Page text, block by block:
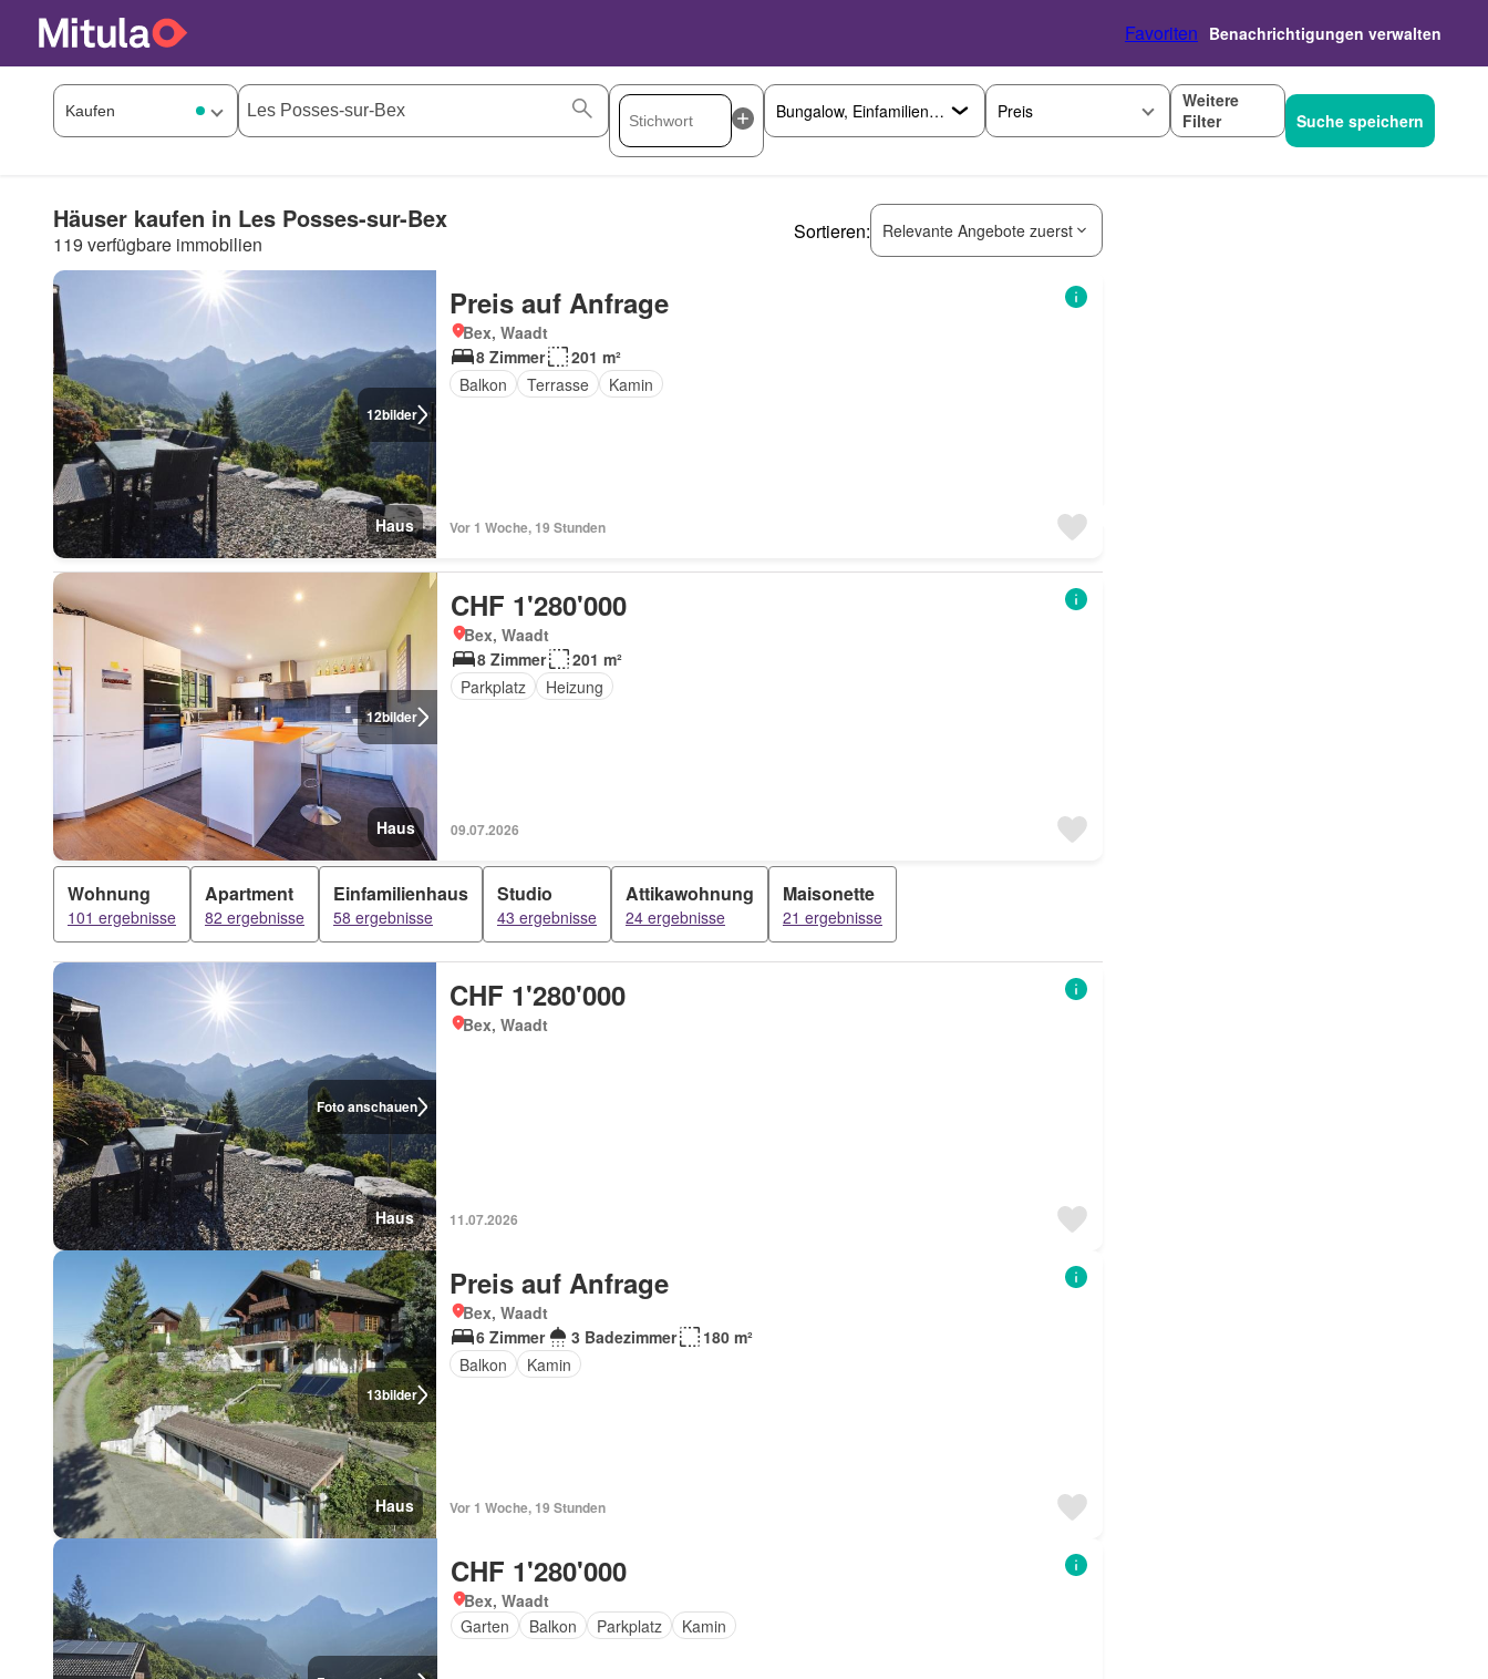
Favoriten Benachrichtigungen verwalten
Preis
Weitere
Filter
Suche speichern
Häuser kaufen in Les Posses-sur-Bex
119 verfügbare immobilien
Sortieren: Relevante Angebote zuerst
12bilder
Haus
Preis auf Anfrage
Bex, Waadt
8 Zimmer
201 m²
Balkon
Terrasse Kamin
Vor 1 Woche, 19 Stunden
12bilder
Haus
CHF 1'280'000
Bex, Waadt
8 Zimmer
201 m²
Parkplatz
Heizung
09.07.2026
Wohnung
101 ergebnisse
Apartment
82 ergebnisse
Einfamilienhaus
58 ergebnisse
Studio
43 ergebnisse
Attikawohnung
24 ergebnisse
Maisonette
21 ergebnisse
Foto anschauen
Haus
CHF 1'280'000
Bex, Waadt
11.07.2026
13bilder
Haus
Preis auf Anfrage
Bex, Waadt
6 Zimmer
3 Badezimmer
180 m²
Balkon
Kamin
Vor 1 Woche, 19 Stunden
CHF 1'280'000
Bex, Waadt
Garten
Balkon Parkplatz Kamin